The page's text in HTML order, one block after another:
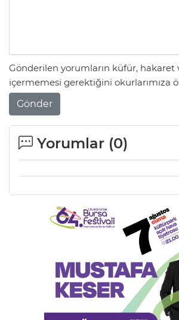
Gönderilen yorumların küfür, hakaret
içermemesi gerektiğini okurlarımıza
Gönder
Yorumlar (0)